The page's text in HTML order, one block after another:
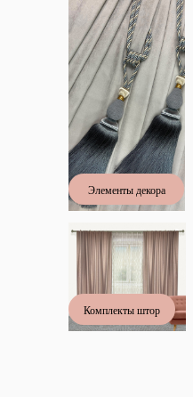
Элементы декора
Комплекты штор